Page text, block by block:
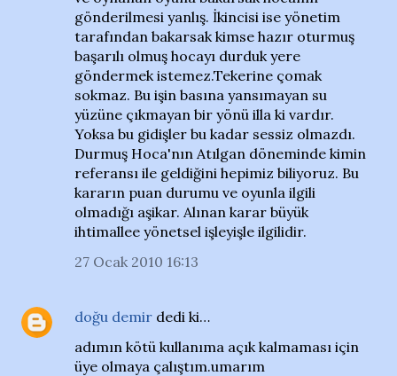
gönderilmesi yanlış. İkincisi ise yönetim
tarafından bakarsak kimse hazır oturmuş
başarılı olmuş hocayı durduk yere
göndermek istemez.Tekerine çomak
sokmaz. Bu işin basına yansımayan su
yüzüne çıkmayan bir yönü illa ki vardır.
Yoksa bu gidişler bu kadar sessiz olmazdı.
Durmuş Hoca'nın Atılgan döneminde kimin
referansı ile geldiğini hepimiz biliyoruz. Bu
kararın puan durumu ve oyunla ilgili
olmadığı aşikar. Alınan karar büyük
ihtimallee yönetsel işleyişle ilgilidir.
27 Ocak 2010 16:13
doğu demir dedi ki…
adımın kötü kullanıma açık kalmaması için
üye olmaya çalıştım.umarım